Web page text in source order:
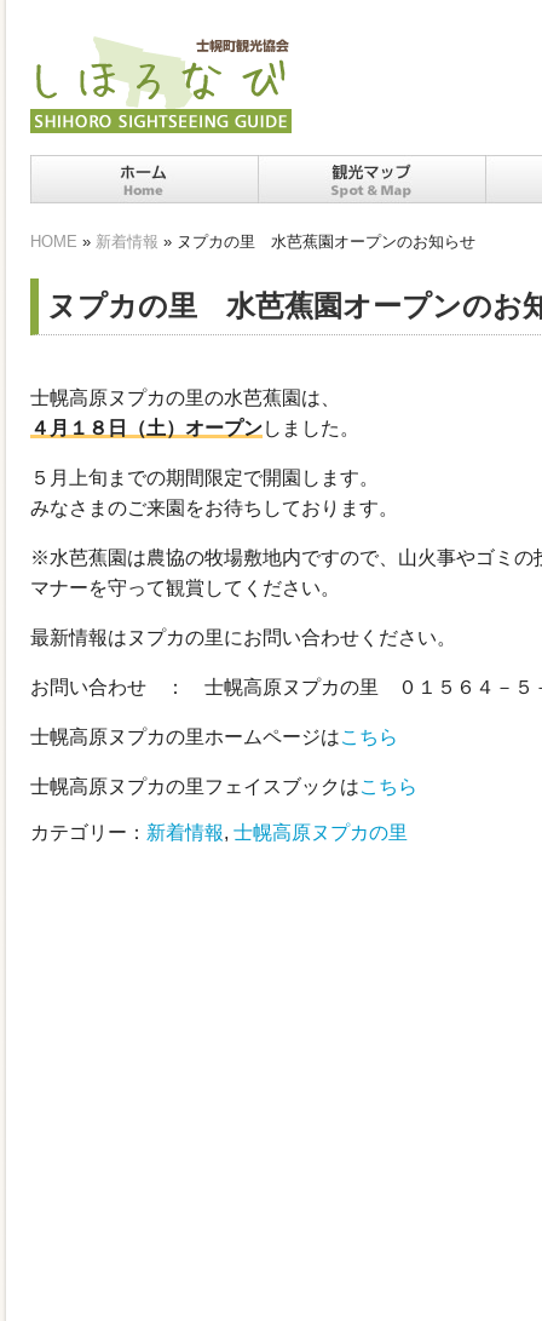
ト・マップ
HOME » 新着情報 » ヌプカの里 水芭蕉園オープンのお知らせ
ヌプカの里 水芭蕉園オープンのお
士幌高原ヌプカの里の水芭蕉園は、
４月１８日（土）オープンしました。
５月上旬までの期間限定で開園します。
みなさまのご来園をお待ちしております。
※水芭蕉園は農協の牧場敷地内ですので、山火事やゴミの
マナーを守って観賞してください。
最新情報はヌプカの里にお問い合わせください。
お問い合わせ ： 士幌高原ヌプカの里 ０１５６４－５
士幌高原ヌプカの里ホームページはこちら
士幌高原ヌプカの里フェイスブックはこちら
カテゴリー： 新着情報, 士幌高原ヌプカの里